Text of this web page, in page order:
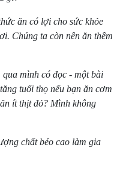
ăn có lợi cho sức khỏe
Chúng ta còn nên ăn thêm
mình có đọc - một bài
tuổi thọ nếu bạn ăn cơm
ít thịt đỏ? Mình không
chất béo cao làm gia